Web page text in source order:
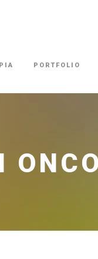
PORTFOLIO